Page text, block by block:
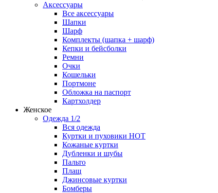
Аксессуары
Все аксессуары
Шапки
Шарф
Комплекты (шапка + шарф)
Кепки и бейсболки
Ремни
Очки
Кошельки
Портмоне
Обложка на паспорт
Картхолдер
Женское
Одежда 1/2
Вся одежда
Куртки и пуховики HOT
Кожаные куртки
Дубленки и шубы
Пальто
Плащ
Джинсовые куртки
Бомберы